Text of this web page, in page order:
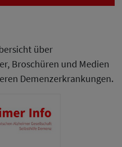
über
Broschüren und Medien
Demenzerkrankungen.